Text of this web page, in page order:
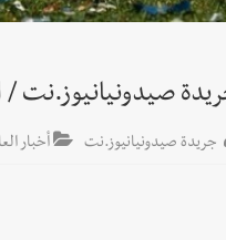
صيدونيانيوز.نت /
جريدة صيدونيانيوز.نت أخبار